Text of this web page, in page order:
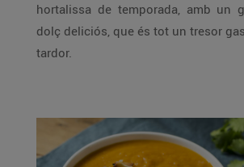
hortalissa de temporada, amb un
dolç deliciós, que és tot un tresor
tardor.